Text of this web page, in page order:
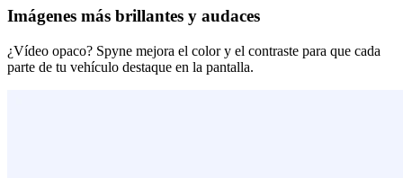
Imágenes más brillantes y audaces
¿Vídeo opaco? Spyne mejora el color y el contraste para que cada
parte de tu vehículo destaque en la pantalla.